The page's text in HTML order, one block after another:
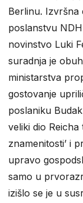
Berlinu. Izvršna
poslanstvu
novinstvo Luki
suradnja je
ministarstva
gostovanje
poslaniku
veliki dio Reicha
znamenitosti’ i
upravo
samo u
izišlo se je u